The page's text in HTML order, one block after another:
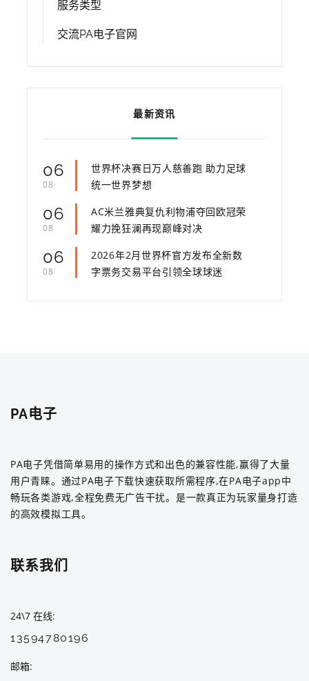
服务类型
交流PA电子官网
最新资讯
06
08
世界杯决赛日万人慈善跑 助力足球
统一世界梦想
06
08
AC米兰雅典复仇利物浦夺回欧冠荣
耀力挽狂澜再现巅峰对决
06
08
2026年2月世界杯官方发布全新数
字票务交易平台引领全球球迷
PA电子
PA电子凭借简单易用的操作方式和出色的兼容性能,赢得了大量
用户青睐。通过PA电子下载快速获取所需程序,在PA电子app中
畅玩各类游戏,全程免费无广告干扰。是一款真正为玩家量身打造
的高效模拟工具。
联系我们
24\7 在线
13594780196
邮箱